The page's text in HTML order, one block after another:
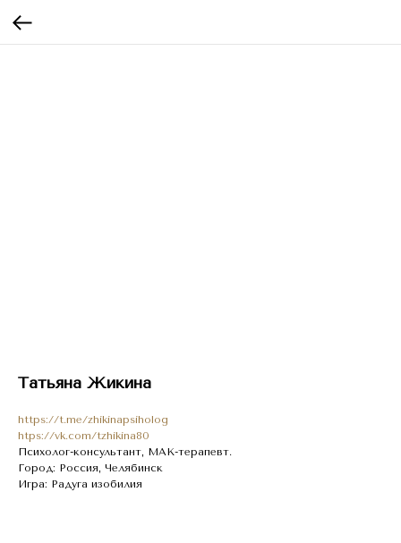
Татьяна Жикина
https://t.me/zhikinapsiholog
htps://vk.com/tzhikina80
Психолог-консультант, МАК-терапевт.
Город: Россия, Челябинск
Игра: Радуга изобилия